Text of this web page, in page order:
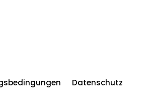
Datenschutz